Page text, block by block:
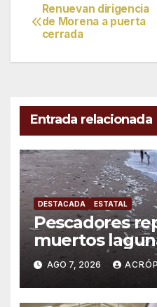
Navegación
de
Renuevan dirigencia
de Morena a puerta
cerrada
Entrada relacionada
DESTACADA ESTATAL
Pescadores
muertos
Alatorre
AGO 7, 2026